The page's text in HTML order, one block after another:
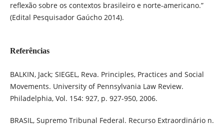
reflexão sobre os contextos brasileiro e norte-americano.”
(Edital Pesquisador Gaúcho 2014).
Referências
BALKIN, Jack; SIEGEL, Reva. Principles, Practices and Social
Movements. University of Pennsylvania Law Review.
Philadelphia, Vol. 154: 927, p. 927-950, 2006.
BRASIL, Supremo Tribunal Federal. Recurso Extraordinário n.